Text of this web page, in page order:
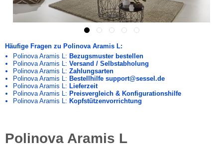
Häufige Fragen zu Polinova Aramis L:
Polinova Aramis L: Bezugsmuster bestellen
Polinova Aramis L: Versand / Selbstabholung
Polinova Aramis L: Zahlungsarten
Polinova Aramis L: Bestellhilfe support@sessel.de
Polinova Aramis L: Lieferzeit
Polinova Aramis L: Preisvergleich & Konfigurationshilfe
Polinova Aramis L: Kopfstützenvorrichtung
Polinova Aramis L